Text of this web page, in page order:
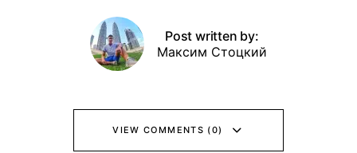
Post written by:
Максим Стоцкий
VIEW COMMENTS (0)